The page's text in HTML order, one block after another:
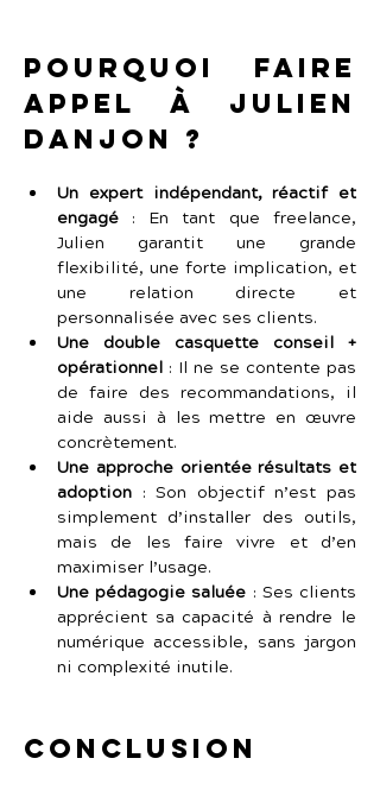
Pourquoi faire
appel à Julien
Danjon ?
Un expert indépendant, réactif et
engagé :
En tant que freelance,
Julien garantit une grande
flexibilité, une forte implication, et
une relation directe et
personnalisée avec ses clients.
Une double casquette conseil +
opérationnel : Il ne se contente pas
de faire des recommandations, il
aide aussi à les mettre en œuvre
concrètement.
Une approche orientée résultats et
adoption : Son objectif n’est pas
simplement d’installer des outils,
mais de les faire vivre et d’en
maximiser l’usage.
Une pédagogie saluée : Ses clients
apprécient sa capacité à rendre le
numérique accessible, sans jargon
ni complexité inutile.
Conclusion